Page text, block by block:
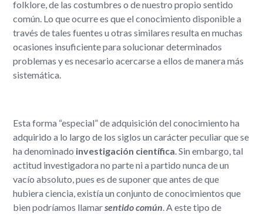
folklore, de las costumbres o de nuestro propio sentido
común. Lo que ocurre es que el conocimiento disponible a
través de tales fuentes u otras similares resulta en muchas
ocasiones insuficiente para solucionar determinados
problemas y es necesario acercarse a ellos de manera más
sistemática.
Esta forma “especial” de adquisición del conocimiento ha
adquirido a lo largo de los siglos un carácter peculiar que se
ha denominado investigación científica. Sin embargo, tal
actitud investigadora no parte ni a partido nunca de un
vacío absoluto, pues es de suponer que antes de que
hubiera ciencia, existía un conjunto de conocimientos que
bien podríamos llamarsentido común. A este tipo de